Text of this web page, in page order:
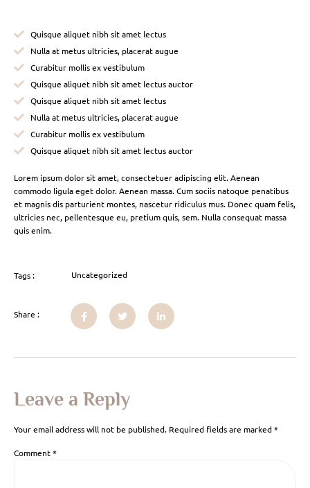
Quisque aliquet nibh sit amet lectus
Nulla at metus ultricies, placerat augue
Curabitur mollis ex vestibulum
Quisque aliquet nibh sit amet lectus auctor
Quisque aliquet nibh sit amet lectus
Nulla at metus ultricies, placerat augue
Curabitur mollis ex vestibulum
Quisque aliquet nibh sit amet lectus auctor
Lorem ipsum dolor sit amet, consectetuer adipiscing elit. Aenean
commodo ligula eget dolor. Aenean massa. Cum sociis natoque penatibus
et magnis dis parturient montes, nascetur ridiculus mus. Donec quam felis,
ultricies nec, pellentesque eu, pretium quis, sem. Nulla consequat massa
quis enim.
Tags : Uncategorized
Share :
Leave a Reply
Your email address will not be published. Required fields are marked*
Comment*